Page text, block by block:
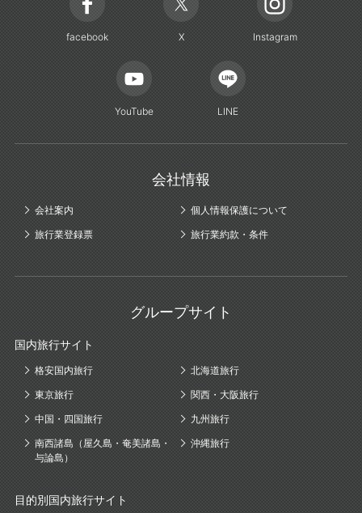
facebook X Instagram
YouTube LINE
会社情報
会社案内
個人情報保護について
旅行業登録票
旅行業約款・条件
グループサイト
国内旅行サイト
格安国内旅行
北海道旅行
東京旅行
関西・大阪旅行
中国・四国旅行
九州旅行
南西諸島（屋久島・奄美諸島・
与論島）
沖縄旅行
目的別国内旅行サイト